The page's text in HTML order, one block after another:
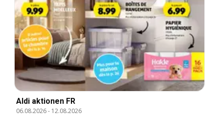
Aldi aktionen FR
06.08.2026- 12.08.2026